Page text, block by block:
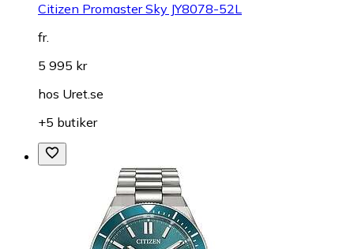
Citizen Promaster Sky JY8078-52L
fr.
5 995 kr
hos Uret.se
+5 butiker